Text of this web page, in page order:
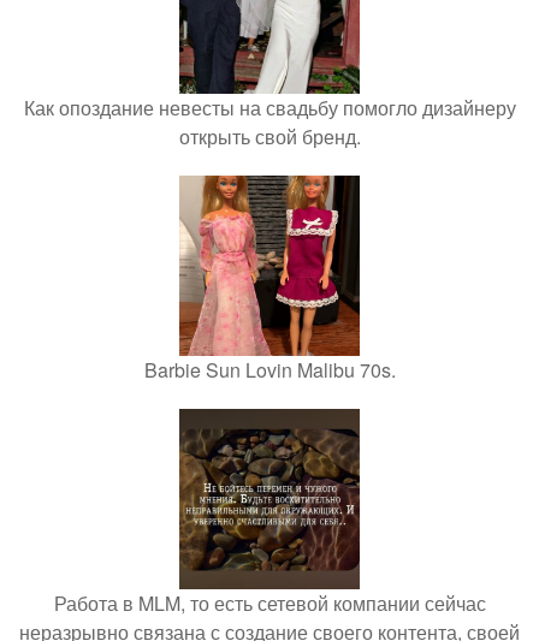
Как опоздание невесты на свадьбу помогло дизайнеру
открыть свой бренд.
Barbie Sun Lovin Malibu 70s.
Работа в MLM, то есть сетевой компании сейчас
неразрывно связана с создание своего контента, своей